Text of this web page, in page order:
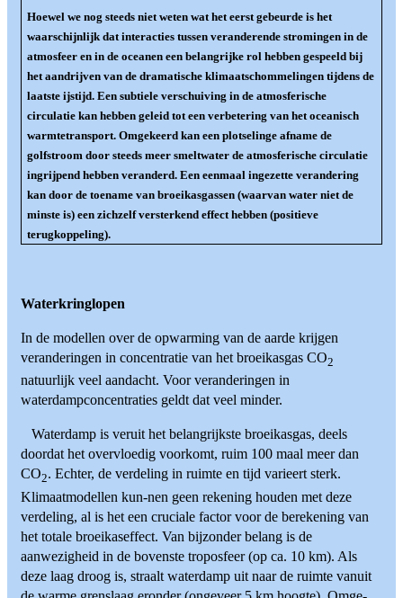
Hoewel we nog steeds niet weten wat het eerst gebeurde is het
waarschijnlijk dat interacties tussen veranderende stromingen in de
atmosfeer en in de oceanen een belangrijke rol hebben gespeeld bij
het aandrijven van de dramatische klimaatschommelingen tijdens de
laatste ijstijd. Een subtiele verschuiving in de atmosferische
circulatie kan hebben geleid tot een verbetering van het oceanisch
warmtetransport. Omgekeerd kan een plotselinge afname de
golfstroom door steeds meer smeltwater de atmosferische circulatie
ingrijpend hebben veranderd. Een eenmaal ingezette verandering
kan door de toename van broeikasgassen (waarvan water niet de
minste is) een zichzelf versterkend effect hebben (positieve
terugkoppeling).
Waterkringlopen
In de modellen over de opwarming van de aarde krijgen
veranderingen in concentratie van het broeikasgas CO2
natuurlijk veel aandacht. Voor veranderingen in
waterdampconcentraties geldt dat veel minder.
Waterdamp is veruit het belangrijkste broeikasgas, deels
doordat het overvloedig voorkomt, ruim 100 maal meer dan
CO2. Echter, de verdeling in ruimte en tijd varieert sterk.
Klimaatmodellen kun-nen geen rekening houden met deze
verdeling, al is het een cruciale factor voor de berekening van
het totale broeikaseffect. Van bijzonder belang is de
aanwezigheid in de bovenste troposfeer (op ca. 10 km). Als
deze laag droog is, straalt waterdamp uit naar de ruimte vanuit